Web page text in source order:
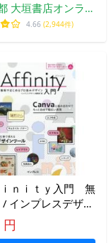
大垣書店オンライ
ン
4.66 (2,944件)
ｉｎｉｔｙ入門 無
インプレスデザイ